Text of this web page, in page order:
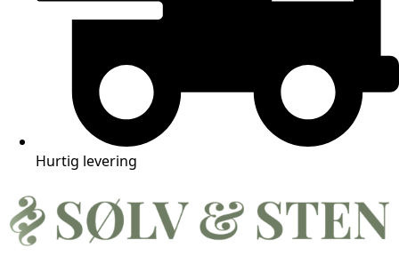
Hurtig levering